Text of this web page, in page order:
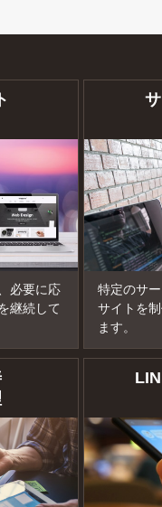
必要に応
継続して
特定のサ
サイトを
ます。